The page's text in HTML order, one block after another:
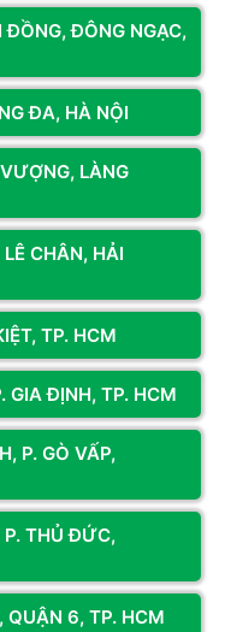
3
Số 330 Phạm Văn Đồng,
Ngạc, Hà Nội
0833.921.922 -
ĐÔNG NGẠC,
ĐA, HÀ NỘI
LÀNG
CHÂN, HẢI
TP. HCM
GIA ĐỊNH, TP. HCM
P. GÒ VẤP,
THỦ ĐỨC,
QUẬN 6, TP. HCM